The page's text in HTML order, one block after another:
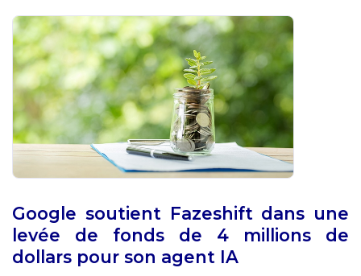
Google soutient Fazeshift dans une
levée de fonds de 4 millions de
dollars pour son agent IA